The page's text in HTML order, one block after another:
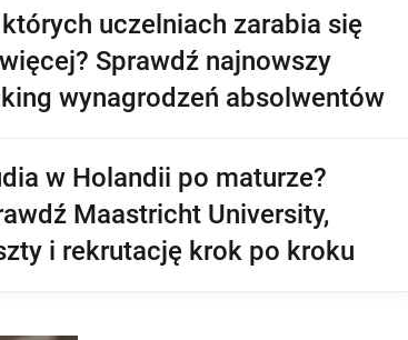
uczelniach zarabia się
Sprawdź najnowszy
wynagrodzeń absolwentów
w Holandii po maturze?
Maastricht University,
i rekrutację krok po kroku